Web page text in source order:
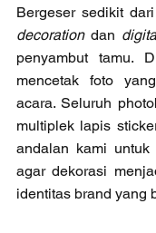
Bergeser sedikit
decoration dan
penyambut tamu.
mencetak foto
acara. Seluruh
multiplek lapis
andalan kami untuk
agar dekorasi
identitas brand yang